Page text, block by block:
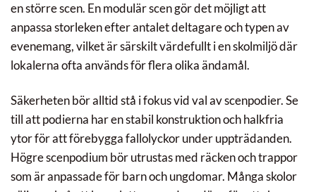
en större scen. En modulär scen gör det möjligt att
anpassa storleken efter antalet deltagare och typen av
evenemang, vilket är särskilt värdefullt i en skolmiljö där
lokalerna ofta används för flera olika ändamål.
Säkerheten bör alltid stå i fokus vid val av scenpodier. Se
till att podierna har en stabil konstruktion och halkfria
ytor för att förebygga fallolyckor under uppträdanden.
Högre scenpodium bör utrustas med räcken och trappor
som är anpassade för barn och ungdomar. Många skolor